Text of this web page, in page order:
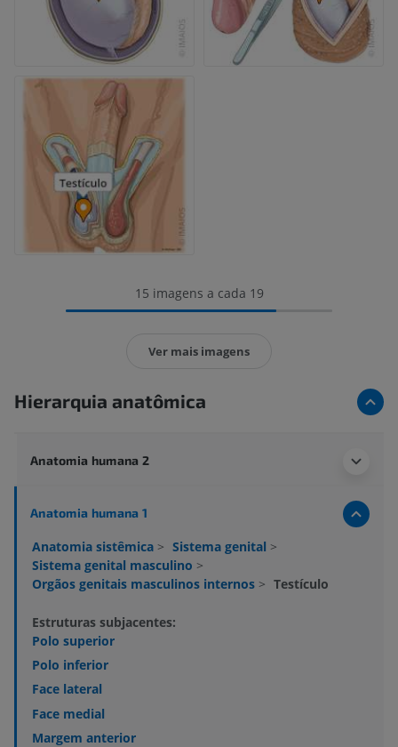
15 imagens a cada 19
Ver mais imagens
Hierarquia anatômica
Anatomia humana 2
Anatomia humana 1
Anatomia sistêmica > Sistema genital >
Sistema genital masculino >
Orgãos genitais masculinos internos > Testículo
Estruturas subjacentes:
Polo superior
Polo inferior
Face lateral
Face medial
Margem anterior